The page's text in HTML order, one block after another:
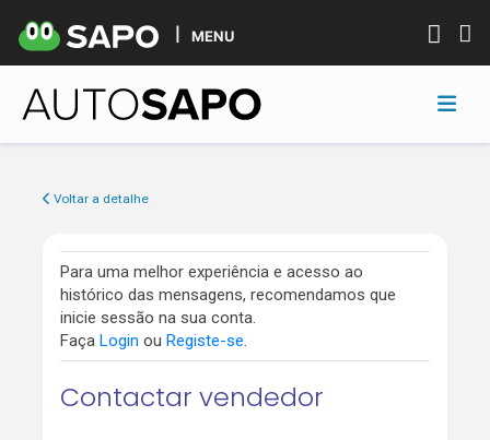
MENU
Voltar a detalhe
Para uma melhor experiência e acesso ao
histórico das mensagens, recomendamos que
inicie sessão na sua conta.
Faça Login ou Registe-se.
Contactar vendedor